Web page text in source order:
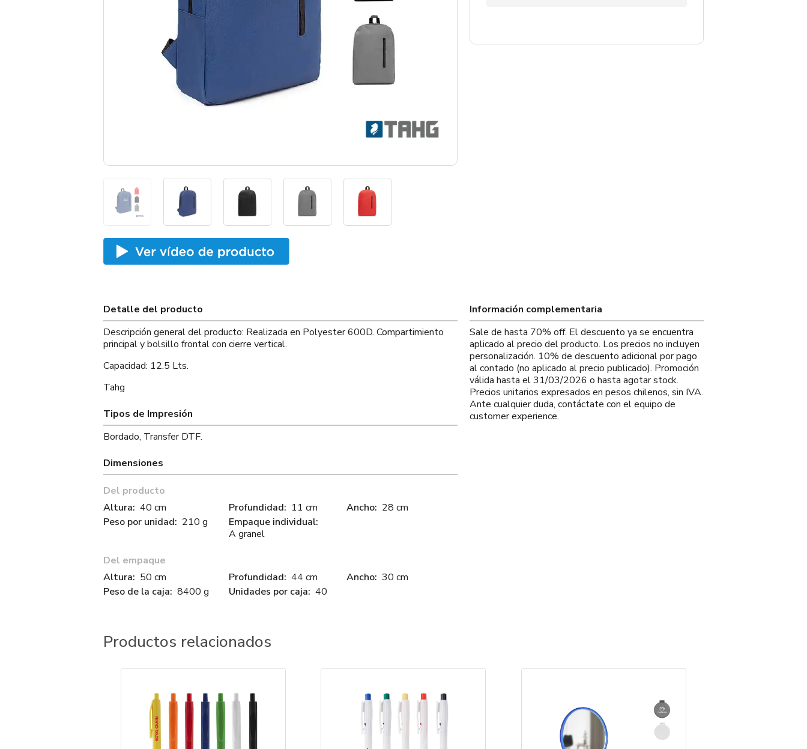
Detalle del producto
Descripción general del producto: Realizada en Polyester 600D. Compartimiento
principal y bolsillo frontal con cierre vertical.
Capacidad: 12.5 Lts.
Tahg
Tipos de Impresión
Bordado, Transfer DTF.
Dimensiones
Del producto
Altura: 40 cm
Peso por unidad: 210 g
Profundidad: 11 cm
Empaque individual:
A granel
Ancho: 28 cm
Del empaque
Altura: 50 cm
Peso de la caja: 8400 g
Profundidad: 44 cm
Unidades por caja: 40
Ancho: 30 cm
Información complementaria
Sale de hasta 70% off. El descuento ya se encuentra
aplicado al precio del producto. Los precios no incluyen
personalización. 10% de descuento adicional por pago
al contado (no aplicado al precio publicado). Promoción
válida hasta el 31/03/2026 o hasta agotar stock.
Precios unitarios expresados en pesos chilenos, sin IVA.
Ante cualquier duda, contáctate con el equipo de
customer experience.
Productos relacionados